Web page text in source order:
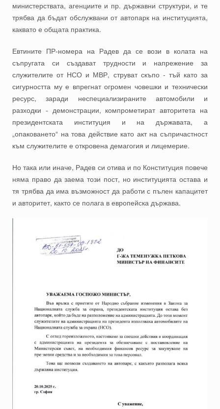
министерствата, агенциите и пр. държавни структури, и те
трябва да бъдат обслужвани от автопарк на институцията,
каквато е общата практика.
Евтините ПР-номера на Радев да се вози в колата на
съпругата си създават трудности и напрежение за
служителите от НСО и МВР, струват скъпо - тъй като за
сигурността му е впрегнат огромен човешки и технически
ресурс, заради неспециализираните автомобили и
разходки - демонстрации, компрометират авторитета на
президентската институция и на държавата, а
„опаковането“ на това действие като акт на съпричастност
към служителите е откровена демагогия и лицемерие.
Но така или иначе, Радев си отива и по Конституция повече
няма право да заема този пост, но институцията остава и
тя трябва да има възможност да работи с пълен капацитет
и авторитет, както се полага в европейска държава.